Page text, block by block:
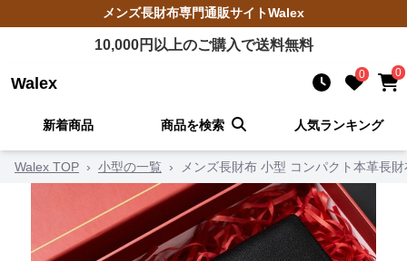
メンズ長財布専門通販サイトWalex
10,000円以上のご購入で送料無料
Walex 0 0
新着商品 商品を検索 人気ランキング
Walex TOP › 小型の一覧 › メンズ長財布 小型 コンパクト本革長財